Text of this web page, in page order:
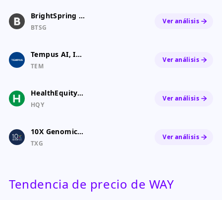
BrightSpring Health Services, Inc. Common Stock
BTSG
Ver análisis
Tempus AI, Inc. Class A Common Stock
TEM
Ver análisis
HealthEquity, Inc
HQY
Ver análisis
10X Genomics (United States)
TXG
Ver análisis
Tendencia de precio de WAY